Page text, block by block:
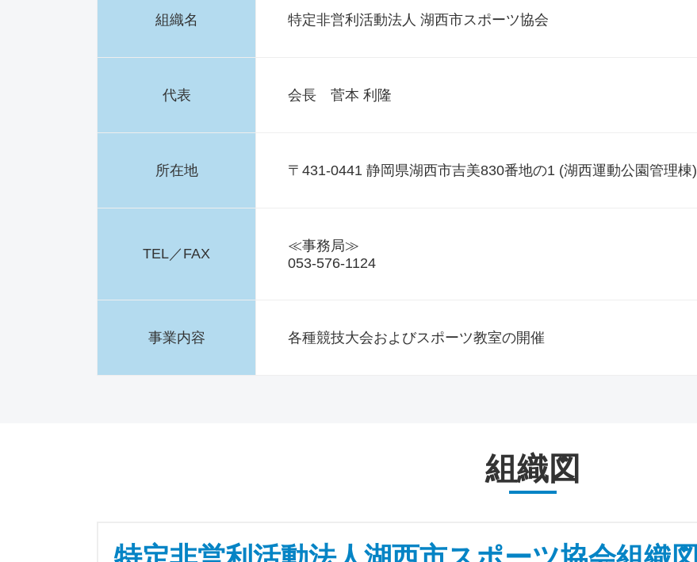
組織名 特定非営利活動法人 湖西市スポーツ協会
代表 会長 菅本 利隆
所在地 〒431-0441 静岡県湖西市吉美830番地の1 (湖西運動公園管理棟)
TEL／FAX
≪事務局≫
053-576-1124
事業内容 各種競技大会およびスポーツ教室の開催
組織図